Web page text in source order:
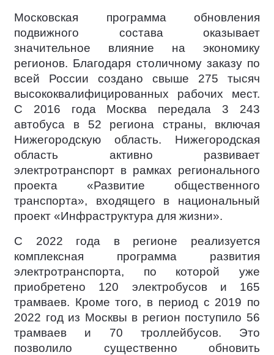
Московская программа обновления
подвижного состава оказывает
значительное влияние на экономику
регионов. Благодаря столичному заказу по
всей России создано свыше 275 тысяч
высококвалифицированных рабочих мест.
С 2016 года Москва передала 3 243
автобуса в 52 региона страны, включая
Нижегородскую область. Нижегородская
область активно развивает
электротранспорт в рамках регионального
проекта «Развитие общественного
транспорта», входящего в национальный
проект «Инфраструктура для жизни».
С 2022 года в регионе реализуется
комплексная программа развития
электротранспорта, по которой уже
приобретено 120 электробусов и 165
трамваев. Кроме того, в период с 2019 по
2022 год из Москвы в регион поступило 56
трамваев и 70 троллейбусов. Это
позволило существенно обновить